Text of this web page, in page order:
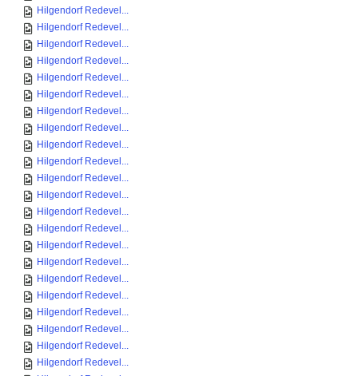
Hilgendorf Redevel...
Hilgendorf Redevel...
Hilgendorf Redevel...
Hilgendorf Redevel...
Hilgendorf Redevel...
Hilgendorf Redevel...
Hilgendorf Redevel...
Hilgendorf Redevel...
Hilgendorf Redevel...
Hilgendorf Redevel...
Hilgendorf Redevel...
Hilgendorf Redevel...
Hilgendorf Redevel...
Hilgendorf Redevel...
Hilgendorf Redevel...
Hilgendorf Redevel...
Hilgendorf Redevel...
Hilgendorf Redevel...
Hilgendorf Redevel...
Hilgendorf Redevel...
Hilgendorf Redevel...
Hilgendorf Redevel...